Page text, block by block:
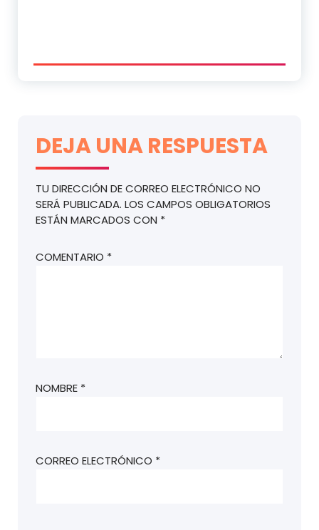
DEJA UNA RESPUESTA
TU DIRECCIÓN DE CORREO ELECTRÓNICO NO
SERÁ PUBLICADA. LOS CAMPOS OBLIGATORIOS
ESTÁN MARCADOS CON *
COMENTARIO *
NOMBRE *
CORREO ELECTRÓNICO *